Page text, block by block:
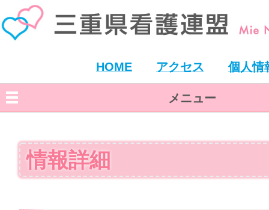
HOME アクセス 個人情
メニュー
情報詳細